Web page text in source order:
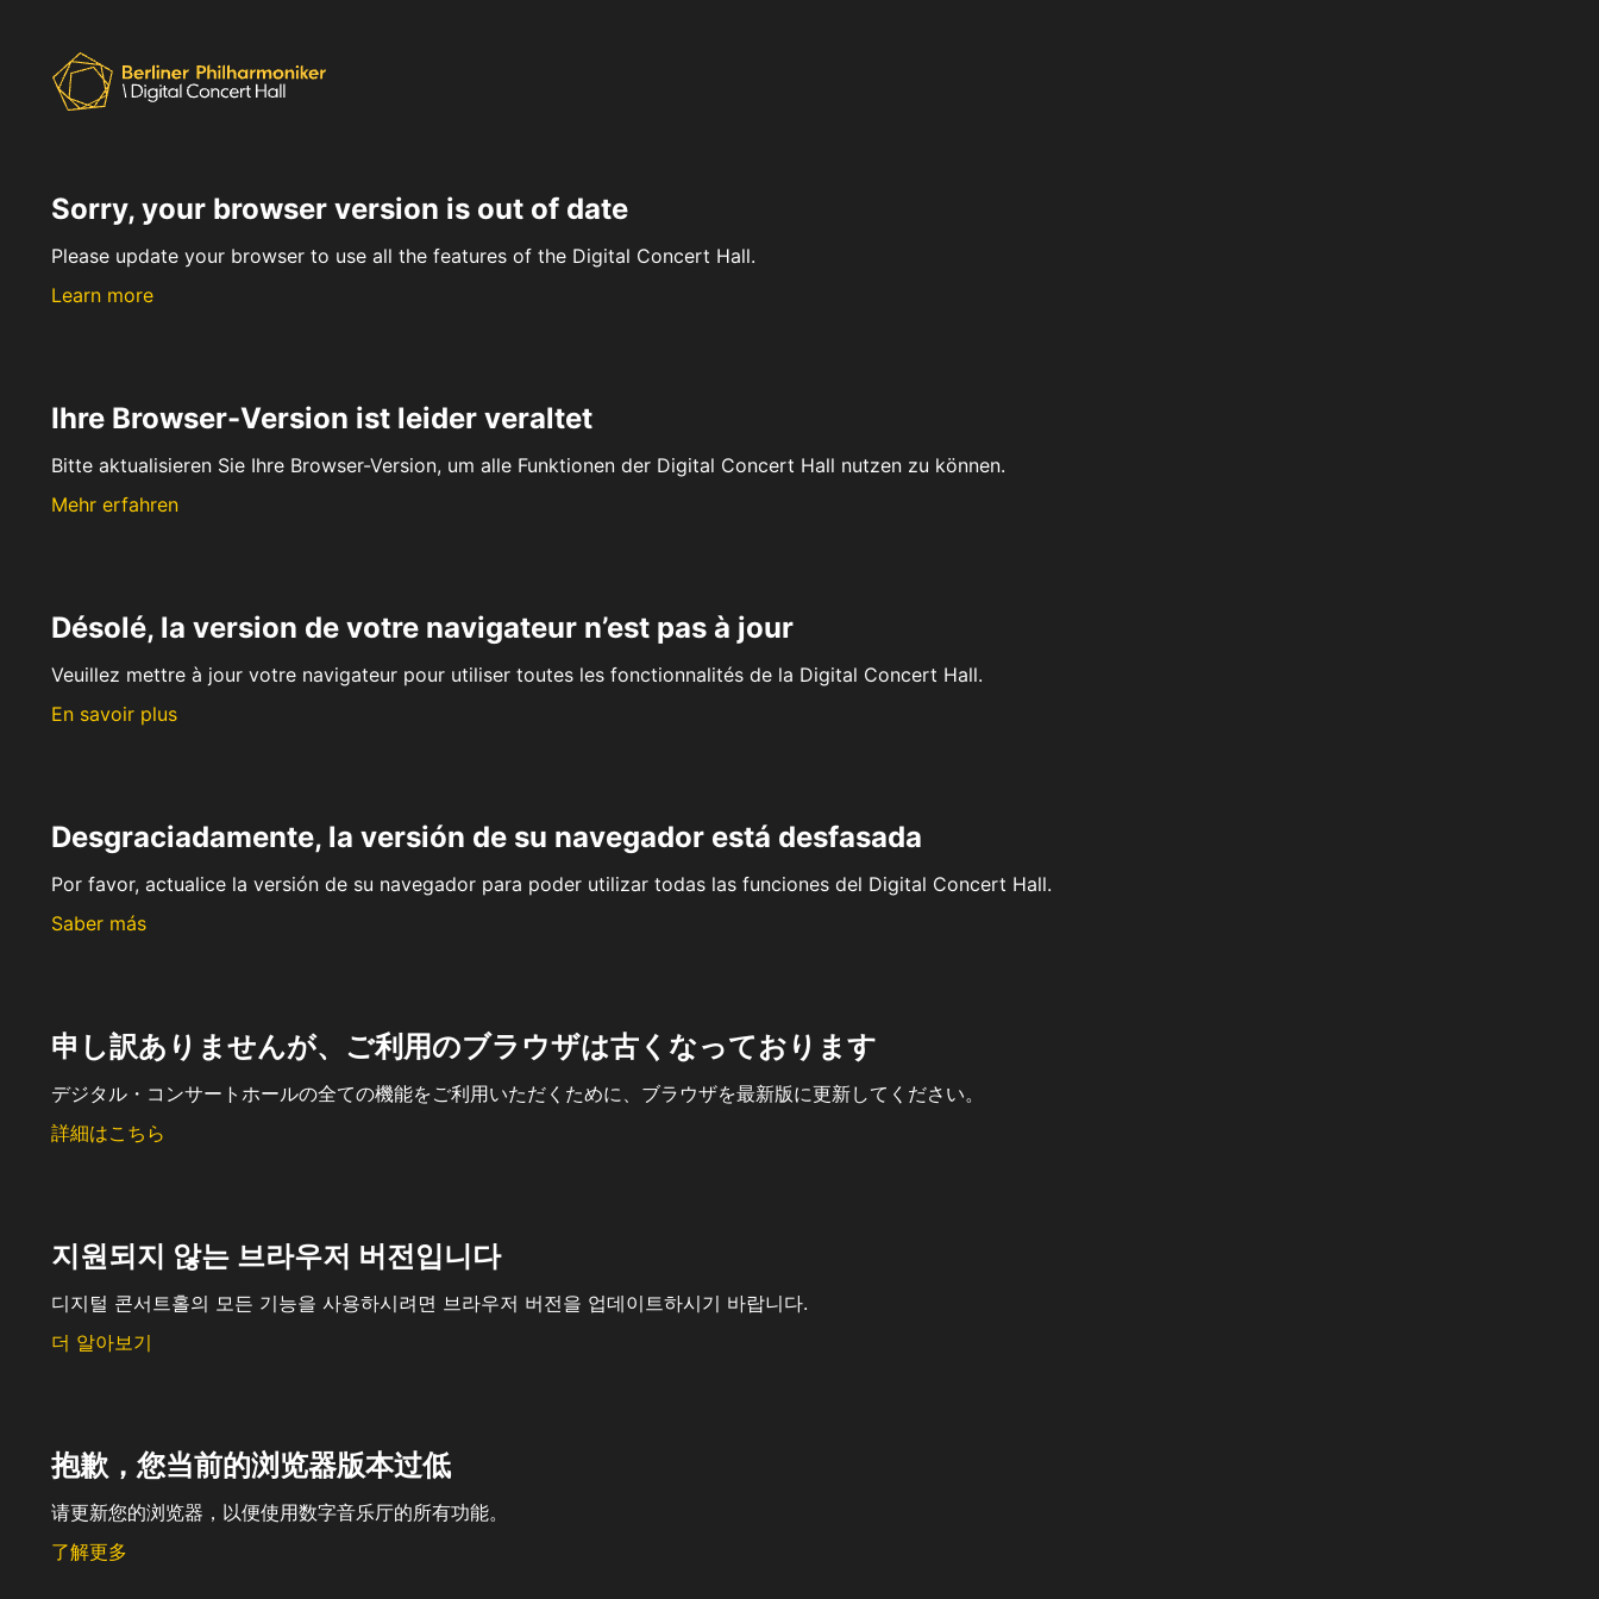
Sorry, your browser version is out of date
Please update your browser to use all the features of the Digital Concert Hall.
Learn more
Ihre Browser-Version ist leider veraltet
Bitte aktualisieren Sie Ihre Browser-Version, um alle Funktionen der Digital Concert Hall nutzen zu können.
Mehr erfahren
Désolé, la version de votre navigateur n’est pas à jour
Veuillez mettre à jour votre navigateur pour utiliser toutes les fonctionnalités de la Digital Concert Hall.
En savoir plus
Desgraciadamente, la versión de su navegador está desfasada
Por favor, actualice la versión de su navegador para poder utilizar todas las funciones del Digital Concert Hall.
Saber más
申し訳ありませんが、ご利用のブラウザは古くなっております
デジタル・コンサートホールの全ての機能をご利用いただくために、ブラウザを最新版に更新してください。
詳細はこちら
지원되지 않는 브라우저 버전입니다
디지털 콘서트홀의 모든 기능을 사용하시려면 브라우저 버전을 업데이트하시기 바랍니다.
더 알아보기
抱歉，您当前的浏览器版本过低
请更新您的浏览器，以便使用数字音乐厅的所有功能。
了解更多